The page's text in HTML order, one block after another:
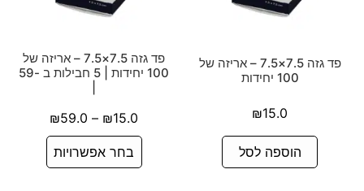
פד גזה 7.5×7.5 – אריזה של
100 יחידות
₪15.0
הוספה לסל
פד גזה 7.5×7.5 – אריזה של
100 יחידות | 5 חבילות ב -59
₪15.0
–
₪59.0
בחר אפשרויות